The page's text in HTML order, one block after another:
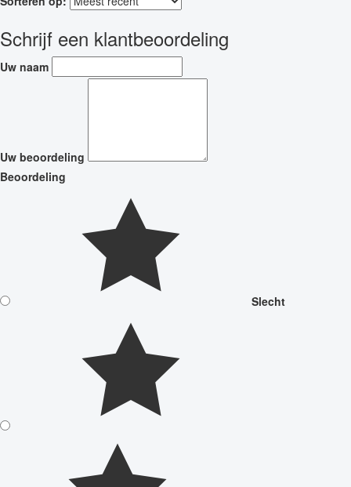
Schrijf een klantbeoordeling
Uw naam
Uw beoordeling
Beoordeling
Slecht